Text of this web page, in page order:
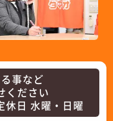
事など
ください
日 水曜・日曜